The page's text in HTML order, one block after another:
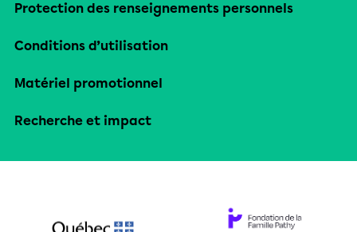
Protection des renseignements personnels
Conditions d’utilisation
Matériel promotionnel
Recherche et impact